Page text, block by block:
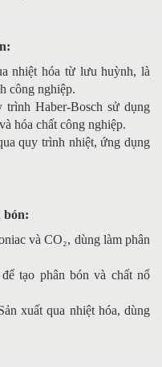
nhiệt hóa từ lưu huỳnh, là
công nghiệp.
trình Haber-Bosch sử dụng
hóa chất công nghiệp.
quy trình nhiệt, ứng dụng
bón:
và CO₂, dùng làm phân
tạo phân bón và chất nổ
xuất qua nhiệt hóa, dùng